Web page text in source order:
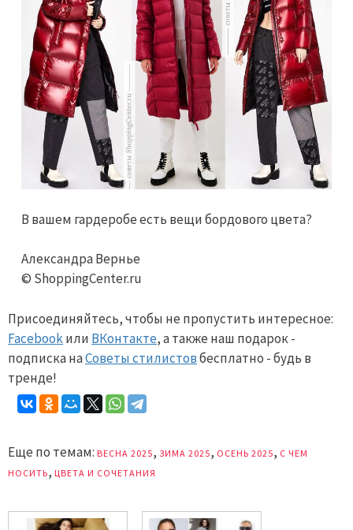
В вашем гардеробе есть вещи бордового цвета?
Александра Вернье
© ShoppingCenter.ru
Присоединяйтесь, чтобы не пропустить интересное:
Facebookили ВКонтакте, а также наш подарок -
подписка наСоветы стилистовбесплатно - будь в
тренде!
Еще по темам: ВЕСНА 2025, ЗИМА 2025, ОСЕНЬ 2025, С ЧЕМ
НОСИТЬ, ЦВЕТА И СОЧЕТАНИЯ